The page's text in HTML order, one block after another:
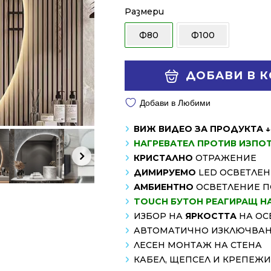
247.47 €
/
484.01 лв..
173.33 €
/
339.00 лв..
Размери
Ф80 Ф100
ДОБАВИ В
Добави в Любими
ВИЖ ВИДЕО ЗА ПРОДУКТА ↓
НАГРЕВАТЕЛ ПРОТИВ
КРИСТАЛНО ОТРАЖЕНИЕ
ДИМИРУЕМО LED
АМБИЕНТНО ОСВЕТЛЕНИЕ
TOUCH БУТОН РЕАГИРАЩ
ИЗБОР НА ЯРКОСТТА НА
АВТОМАТИЧНО
ЛЕСЕН МОНТАЖ НА СТЕНА
КАБЕЛ, ЩЕПСЕЛ И